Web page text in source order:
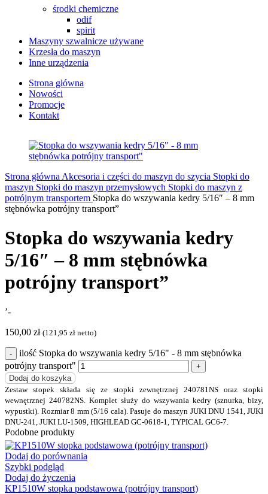
środki chemiczne
odif
spirit
Maszyny szwalnicze używane
Krzesła do maszyn
Inne urządzenia
Strona główna
Nowości
Promocje
Kontakt
Strona główna Akcesoria i części do maszyn do szycia Stopki do
maszyn Stopki do maszyn przemysłowych Stopki do maszyn z
potrójnym transportem Stopka do wszywania kedry 5/16″ – 8 mm
stębnówka potrójny transport”
Stopka do wszywania kedry
5/16″ – 8 mm stębnówka
potrójny transport”
’-
150,00 zł (121,95 zł netto)
ilość Stopka do wszywania kedry 5/16" - 8 mm stębnówka
potrójny transport"
Dodaj do koszyka
Zestaw stopek składa się ze stopki zewnętrznej 240781NS oraz stopki
wewnętrznej 240782NS. Komplet służy do wszywania kedry (sznurka, bizy,
wypustki). Rozmiar 8 mm (5/16 cala). Pasuje do maszyn JUKI DNU 1541, JUKI
DNU-241, JUKI LU-1509, HIGHLEAD GC-0618-1, TYPICAL GC6-7.
Podobne produkty
Dodaj do porównania
Szybki podgląd
Dodaj do życzenia
KP1510W stopka podstawowa (potrójny transport)